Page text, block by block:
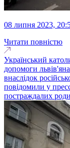
08 липня 2023,
Читати повністю
Український
допомоги
внаслідок
повідомили у
постраждалих